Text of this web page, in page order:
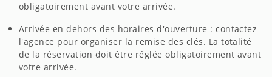
obligatoirement avant votre arrivée.
Arrivée en dehors des horaires d'ouverture : contactez
l'agence pour organiser la remise des clés. La totalité
de la réservation doit être réglée obligatoirement avant
votre arrivée.